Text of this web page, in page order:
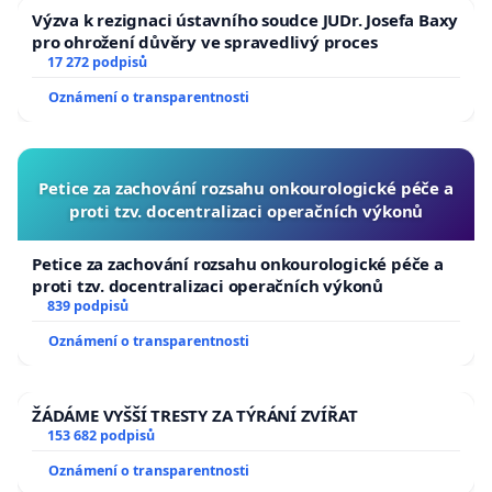
Důvody ochrany vod
V projektové studii je uvažována čistička odpadních vod patrně s
vod. Vzhledem k tomu, že se v lokalitě nachází významná prameniště
Důvody ochrany a rozšiřování ohrožených druhů
Z důvodu existenční nejistoty, stávající nájemce hájovny U Dvou
Šraňků, p. Vojtěch, omezil, až přerušil, odchov drobného ptactva, m.j.
čistý se snahou o záchranu cenného přírodního genomu a to i ve
spolupráci se zahraničím (např. Rakouskem). V této fázi lze chov ještě
obnovit v plném rozsahu, projekt environmentálního centra s ním však
Výzva k rezignaci ústavního soudce JUDr. Josefa Baxy
pro ohrožení důvěry ve spravedlivý proces
17 272 podpisů
Oznámení o transparentnosti
Petice za zachování rozsahu onkourologické péče a
proti tzv. docentralizaci operačních výkonů
Petice za zachování rozsahu onkourologické péče a
proti tzv. docentralizaci operačních výkonů
839 podpisů
Oznámení o transparentnosti
ŽÁDÁME VYŠŠÍ TRESTY ZA TÝRÁNÍ ZVÍŘAT
153 682 podpisů
Oznámení o transparentnosti